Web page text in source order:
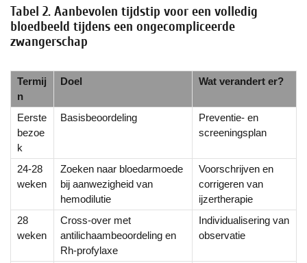
Tabel 2. Aanbevolen tijdstip voor een volledig
bloedbeeld tijdens een ongecompliceerde
zwangerschap
Termij
n
Doel Wat verandert er?
Eerste
bezoe
k
Basisbeoordeling
Preventie- en
screeningsplan
24-28
weken
Zoeken naar bloedarmoede
bij aanwezigheid van
hemodilutie
Voorschrijven en
corrigeren van
ijzertherapie
28
weken
Cross-over met
antilichaambeoordeling en
Rh-profylaxe
Individualisering van
observatie